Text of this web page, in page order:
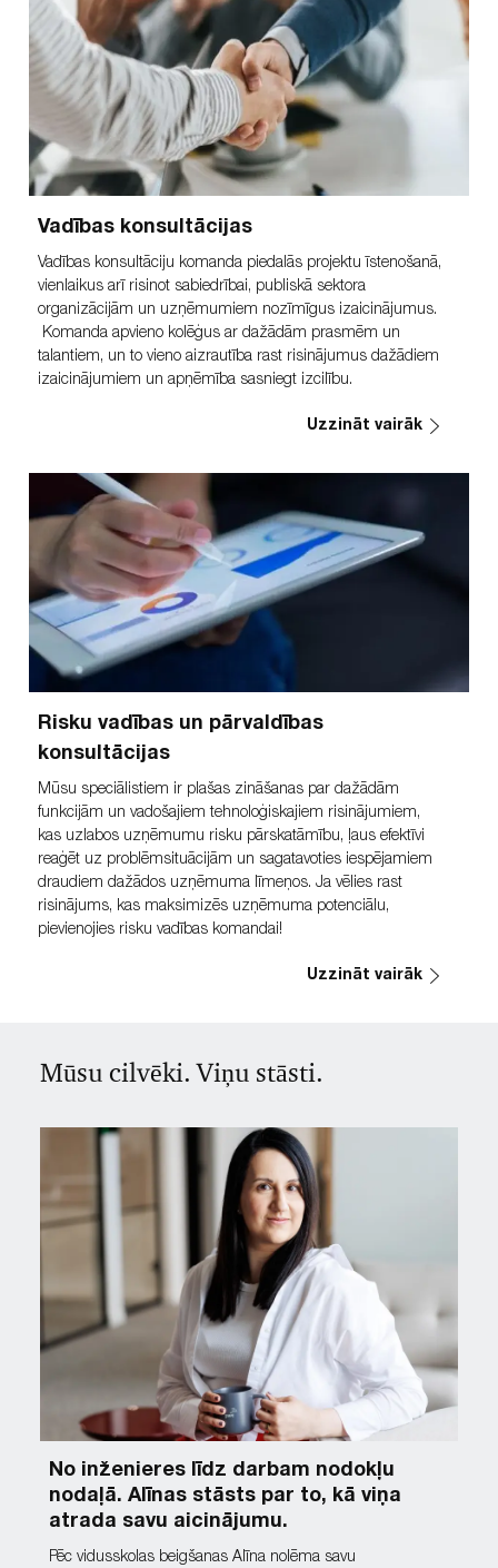
Vadības konsultācijas
Vadības konsultāciju komanda piedalās projektu īstenošanā,
vienlaikus arī risinot sabiedrībai, publiskā sektora
organizācijām un uzņēmumiem nozīmīgus izaicinājumus.
Komanda apvieno kolēģus ar dažādām prasmēm un
talantiem, un to vieno aizrautība rast risinājumus dažādiem
izaicinājumiem un apņēmība sasniegt izcilību.
Uzzināt vairāk
Risku vadības un pārvaldības
konsultācijas
Mūsu speciālistiem ir plašas zināšanas par dažādām
funkcijām un vadošajiem tehnoloģiskajiem risinājumiem,
kas uzlabos uzņēmumu risku pārskatāmību, ļaus efektīvi
reaģēt uz problēmsituācijām un sagatavoties iespējamiem
draudiem dažādos uzņēmuma līmeņos. Ja vēlies rast
risinājums, kas maksimizēs uzņēmuma potenciālu,
pievienojies risku vadības komandai!
Uzzināt vairāk
Mūsu cilvēki. Viņu stāsti.
No inženieres līdz darbam nodokļu
nodaļā. Alīnas stāsts par to, kā viņa
atrada savu aicinājumu.
Pēc vidusskolas beigšanas Alīna nolēma savu